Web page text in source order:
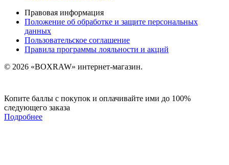
Правовая информация
Положение об обработке и защите персональных
данных
Пользовательское соглашение
Правила программы лояльности и акций
© 2026 «BOXRAW» интернет-магазин.
Копите баллы с покупок и оплачивайте ими до 100%
следующего заказа
Подробнее